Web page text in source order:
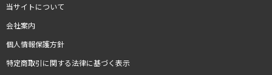
当サイトについて
会社案内
個人情報保護方針
特定商取引に関する法律に基づく表示